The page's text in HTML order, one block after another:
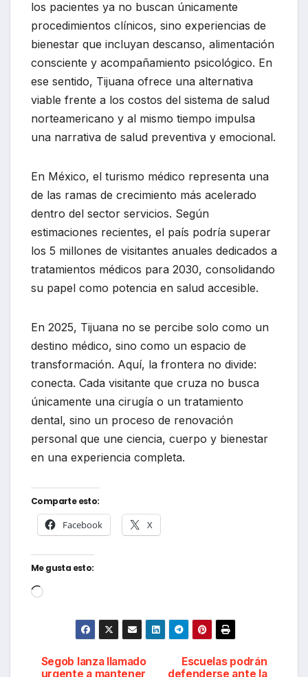
los pacientes ya no buscan únicamente
procedimientos clínicos, sino experiencias de
bienestar que incluyan descanso, alimentación
consciente y acompañamiento psicológico. En
ese sentido, Tijuana ofrece una alternativa
viable frente a los costos del sistema de salud
norteamericano y al mismo tiempo impulsa
una narrativa de salud preventiva y emocional.
En México, el turismo médico representa una
de las ramas de crecimiento más acelerado
dentro del sector servicios. Según
estimaciones recientes, el país podría superar
los 5 millones de visitantes anuales dedicados a
tratamientos médicos para 2030, consolidando
su papel como potencia en salud accesible.
En 2025, Tijuana no se percibe solo como un
destino médico, sino como un espacio de
transformación. Aquí, la frontera no divide:
conecta. Cada visitante que cruza no busca
únicamente una cirugía o un tratamiento
dental, sino un proceso de renovación
personal que une ciencia, cuerpo y bienestar
en una experiencia completa.
Comparte esto:
Facebook X
Me gusta esto:
Cargando...
Navegación
Escuelas podrán
defenderse ante la
Segob lanza llamado
urgente a mantener